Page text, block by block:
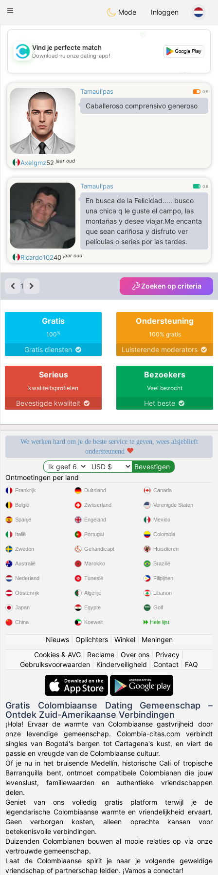
olombiaCitas
Toggle
Mode Inloggen
💖
💕
Vind je perfecte match
Download nu onze dating-app!
Tamaulipas 0.6
Caballeroso comprensivo generoso
Axelgmz52jaar oud
Tamaulipas 0.8
En busca de la Felicidad….. busco
una chica q le guste el campo, las
montañas y desee viajar.Me encanta
que sean cariñosa y disfruto ver
películas o series por las tardes.
Ricardo10240jaar oud
1 Zoeken op criteria
Gratis
100%
Gratis diensten
Ondersteuning
100% gratis
Luisterende moderators
Serieus
kwaliteitsprofielen
Bevestigde kwaliteit
Bezoekers
Veel bezocht
Het beste
We werken hard om je de beste service te geven, wees alsjeblieft
ondersteunend
Ontmoetingen per land
Frankrijk
België
Spanje
Italië
Zweden
Duitsland
Zwitserland
Engeland
Portugal
Gehandicapt
Canada
Verenigde Staten
Mexico
Colombia
Huisdieren
Australië
Nederland
Oostenrijk
Japan
China
Marokko
Tunesië
Algerije
Egypte
Koeweit
Brazilië
Filipijnen
Libanon
Golf
Hele lijst
Nieuws| Oplichters| Winkel| Meningen
Cookies & AVG
Reclame Over ons Privacy
Gebruiksvoorwaarden
Kinderveiligheid Contact FAQ
Gratis Colombiaanse Dating Gemeenschap –
Ontdek Zuid-Amerikaanse Verbindingen
¡Hola! Ervaar de warmte van Colombiaanse gastvrijheid door
onze levendige gemeenschap. Colombia-citas.com verbindt
singles van Bogotá's bergen tot Cartagena's kust, en viert de
passie en vreugde van de Colombiaanse cultuur.
Of je nu in het bruisende Medellín, historische Cali of tropische
Barranquilla bent, ontmoet compatibele Colombianen die jouw
levenslust, familiewaarden en authentieke vriendschappen
delen.
Geniet van ons volledig gratis platform terwijl je de
legendarische Colombiaanse warmte en vriendelijkheid ervaart.
Geen verborgen kosten, alleen oprechte kansen voor
betekenisvolle verbindingen.
Duizenden Colombianen bouwen al mooie relaties op via onze
vertrouwde gemeenschap.
Laat de Colombiaanse spirit je naar je volgende geweldige
vriendschap of partnerschap leiden. ¡Vamos a conectar!